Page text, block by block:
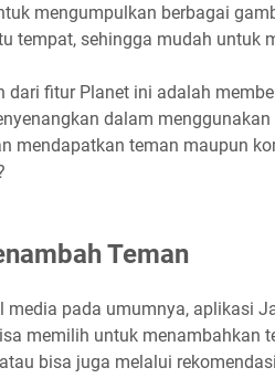
mengumpulkan berbagai
tempat, sehingga mudah untuk
dari fitur Planet ini adalah
dalam
mendapatkan teman maupun
Teman
media pada umumnya, aplikasi
memilih untuk menambahkan
bisa juga melalui